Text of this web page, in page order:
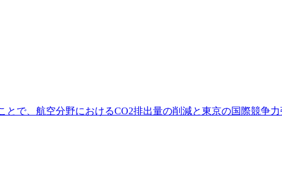
で、航空分野におけるCO2排出量の削減と東京の国際競争